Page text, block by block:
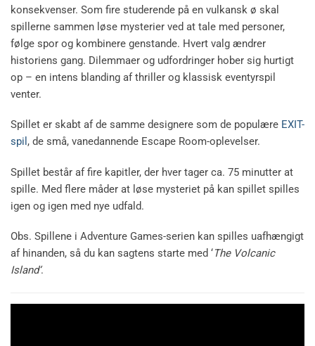
konsekvenser. Som fire studerende på en vulkansk ø skal
spillerne sammen løse mysterier ved at tale med personer,
følge spor og kombinere genstande. Hvert valg ændrer
historiens gang. Dilemmaer og udfordringer hober sig hurtigt
op – en intens blanding af thriller og klassisk eventyrspil
venter.
Spillet er skabt af de samme designere som de populære EXIT-
spil , de små, vanedannende Escape Room-oplevelser.
Spillet består af fire kapitler, der hver tager ca. 75 minutter at
spille. Med flere måder at løse mysteriet på kan spillet spilles
igen og igen med nye udfald.
Obs. Spillene i Adventure Games-serien kan spilles uafhængigt
af hinanden, så du kan sagtens starte med ‘The Volcanic
Island‘.